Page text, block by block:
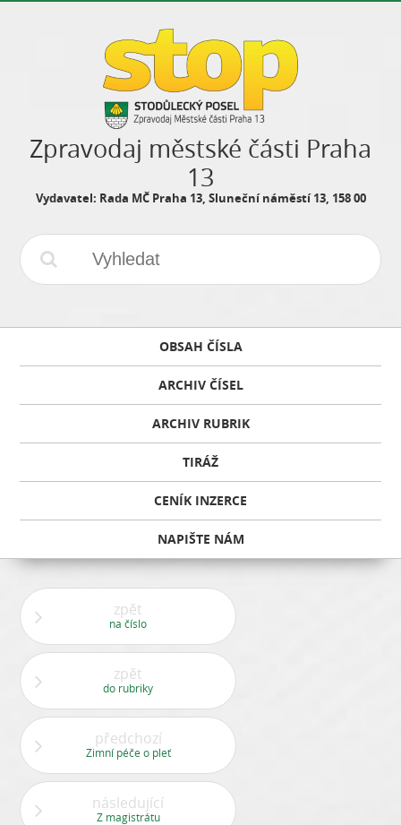
Zpravodaj městské části Praha
13
Vydavatel: Rada MČ Praha 13, Sluneční náměstí 13, 158 00
OBSAH ČÍSLA
ARCHIV ČÍSEL
ARCHIV RUBRIK
TIRÁŽ
CENÍK INZERCE
NAPIŠTE NÁM
zpět
na číslo
zpět
do rubriky
předchozí
Zimní péče o pleť
následující
Z magistrátu